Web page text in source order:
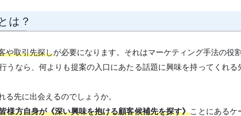
は？
や取引先探しが必要になります。それはマーケティング手法の役割
うなら、何よりも提案の入口にあたる話題に興味を持ってくれる
る先に出会えるのでしょうか。
様方自身が《深い興味を抱ける顧客候補先を探す》ことにあるケ